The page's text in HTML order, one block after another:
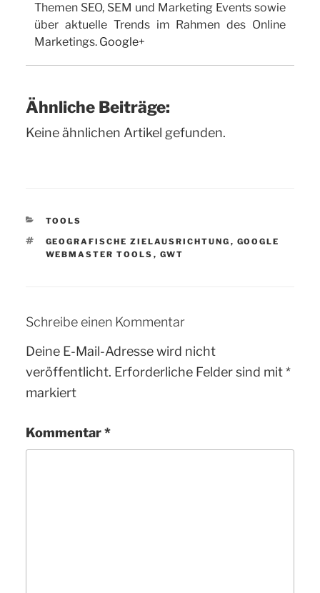
Themen SEO, SEM und Marketing Events sowie
über aktuelle Trends im Rahmen des Online
Marketings. Google+
Ähnliche Beiträge:
Keine ähnlichen Artikel gefunden.
KATEGORIEN
TOOLS
SCHLAGWÖRTER
GEOGRAFISCHE ZIELAUSRICHTUNG , GOOGLE
WEBMASTER TOOLS , GWT
Schreibe einen Kommentar
Deine E-Mail-Adresse wird nicht
veröffentlicht. Erforderliche Felder sind mit*
markiert
Kommentar*